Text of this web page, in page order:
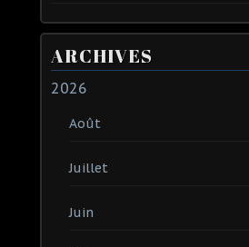
ARCHIVES
2026
Août
Juillet
Juin